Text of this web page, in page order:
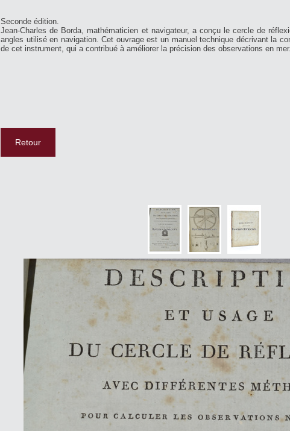
Seconde édition.
Jean-Charles de Borda, mathématicien et navigateur, a conçu le cercle de
angles utilisé en navigation. Cet ouvrage est un manuel technique décrivant la
de cet instrument, qui a contribué à améliorer la précision des observations en mer.
Retour